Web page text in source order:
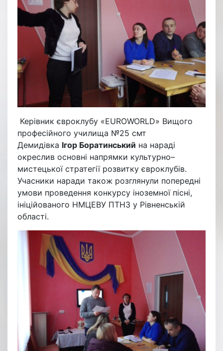
Керівник євроклубу «EUROWORLD» Вищого
професійного училища №25 смт
Демидівка Ігор Боратинський на нараді
окреслив основні напрямки культурно–
мистецької стратегії розвитку євроклубів.
Учасники наради також розглянули попередні
умови проведення конкурсу іноземної пісні,
ініційованого НМЦЕВУ ПТНЗ у Рівненській
області.